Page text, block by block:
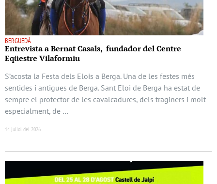
BERGUEDÀ
Entrevista a Bernat Casals, fundador del Centre
Eqüestre Vilaformiu
S’acosta la Festa dels Elois a Berga. Una de les festes més
sentides i antigues de Berga. Sant Eloi de Berga ha estat de
sempre el protector de les cavalcadures, dels traginers i molt
especialment, de …
14 juliol del 2026